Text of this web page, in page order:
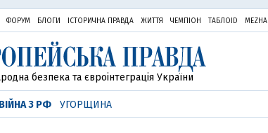
ФОРУМ БЛОГИ ІСТОРИЧНА ПРАВДА ЖИТТЯ ЧЕМПІОН ТАБЛОID MEZHA
безпека та євроінтеграція України
ВІЙНА З РФ УГОРЩИНА